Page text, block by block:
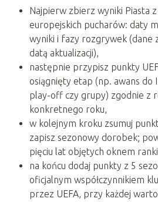
Najpierw zbierz wyniki Piasta
europejskich pucharów: daty
wyniki i fazy rozgrywek (dane
datą aktualizacji),
następnie przypisz punkty
osiągnięty etap (np. awans do
play-off czy grupy) zgodnie z
konkretnego roku,
w kolejnym kroku zsumuj
zapisz sezonowy dorobek;
pięciu lat objętych oknem
na końcu dodaj punkty z 5
oficjalnym współczynnikiem
przez UEFA, przy każdej